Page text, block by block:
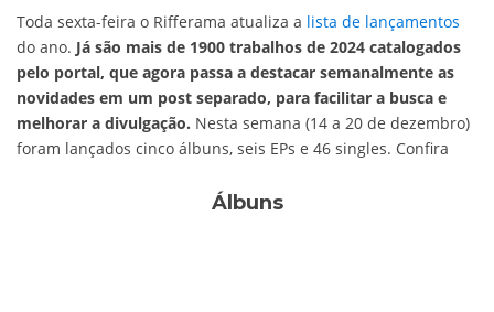
Toda sexta-feira o Rifferama atualiza a lista de lançamentos
do ano. Já são mais de 1900 trabalhos de 2024 catalogados
pelo portal, que agora passa a destacar semanalmente as
novidades em um post separado, para facilitar a busca e
melhorar a divulgação. Nesta semana (14 a 20 de dezembro)
foram lançados cinco álbuns, seis EPs e 46 singles. Confira
Álbuns